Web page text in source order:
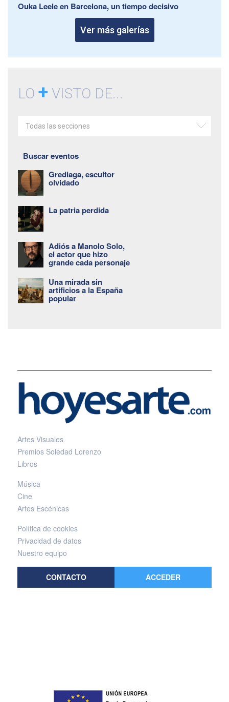
Ouka Leele en Barcelona, un tiempo decisivo
Ver más galerías
LO + VISTO DE...
Todas las secciones
Buscar eventos
Grediaga, escultor
olvidado
La patria perdida
Adiós a Manolo Solo,
el actor que hizo
grande cada personaje
Una mirada sin
artificios a la España
popular
Artes Visuales
Premios Soledad Lorenzo
Libros
Música
Cine
Artes Escénicas
Política de cookies
Privacidad de datos
Nuestro equipo
CONTACTO ACCEDER